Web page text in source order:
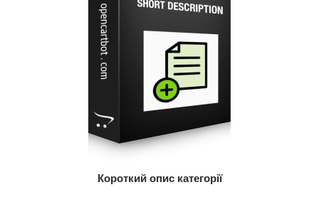
Короткий опис категорії